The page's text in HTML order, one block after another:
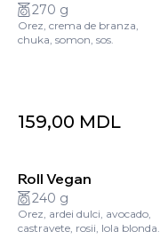
270 g
Orez, crema de branza,
chuka, somon, sos.
159,00 MDL
Roll Vegan
240 g
Orez, ardei dulci, avocado,
castravete, rosii, lola blonda.